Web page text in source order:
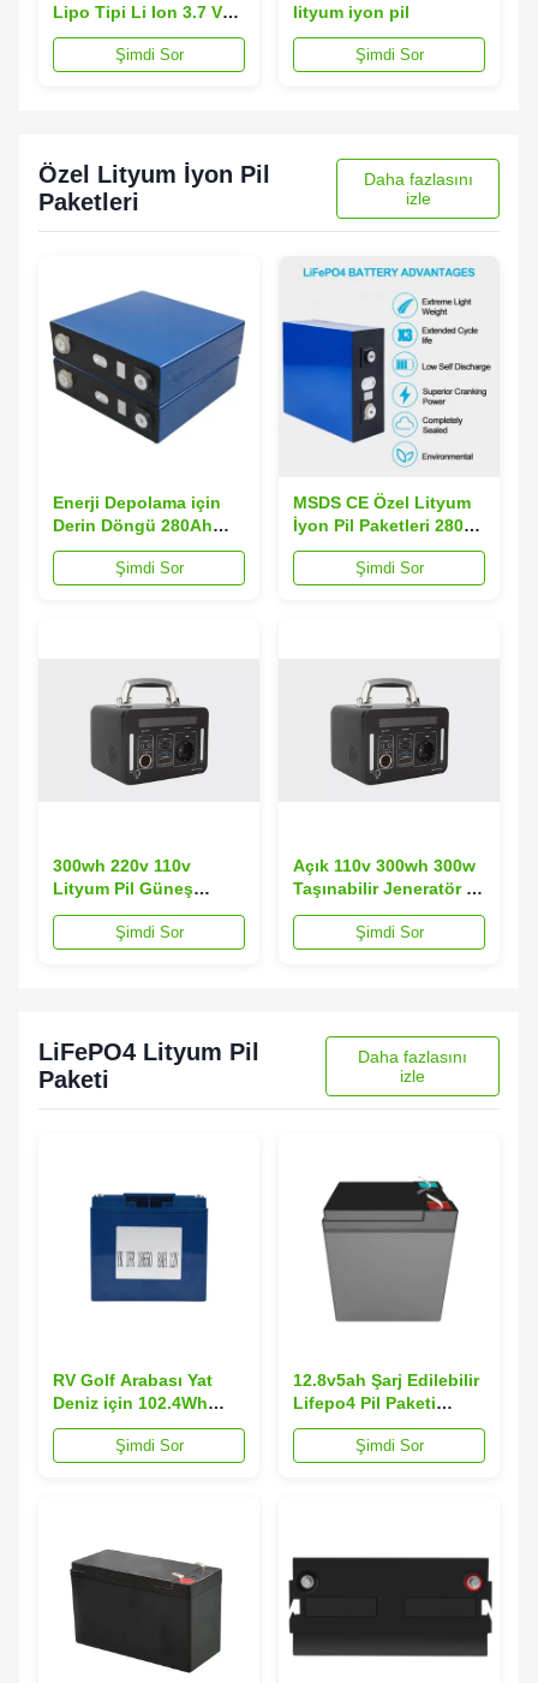
Lipo Tipi Li Ion 3.7 V
4000mah Lityum
Polimer PilŞimdi Sor
lityum iyon pil
Şimdi Sor
Özel Lityum İyon Pil
Paketleri
Daha fazlasını
izle
Enerji Depolama için
Derin Döngü 280Ah
3.22V Lifepo4 Lityum
İyon Pil 901.6Wh
Şimdi Sor
MSDS CE Özel Lityum
İyon Pil Paketleri 280ah
3.2 V Lifepo4 Pil
Şimdi Sor
300wh 220v 110v
Lityum Pil Güneş
Jeneratörü Taşınabilir
Güç Bankası İstasyonu
Şimdi Sor
Açık 110v 300wh 300w
Taşınabilir Jeneratör /
küçük taşınabilir güç
istasyonuŞimdi Sor
LiFePO4 Lityum Pil
Paketi
Daha fazlasını
izle
RV Golf Arabası Yat
Deniz için 102.4Wh
12.8V8AH Lifepo4
Lityum Pil Paketi
Şimdi Sor
12.8v5ah Şarj Edilebilir
Lifepo4 Pil Paketi
0.7KGS Garanti 1 YIL
Şimdi Sor